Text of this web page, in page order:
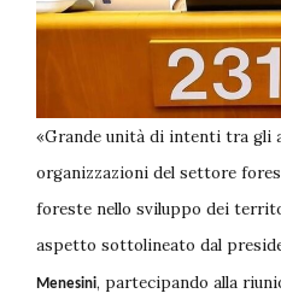
«Grande unità di intenti tra gli
organizzazioni del settore
foreste nello sviluppo dei
aspetto sottolineato dal
Menesini, partecipando alla